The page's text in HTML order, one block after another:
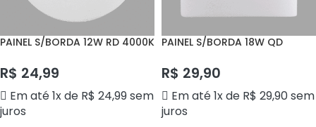
PAINEL S/BORDA 12W RD 4000K
R$ 24,99
Em até 1x de R$ 24,99sem
juros
PAINEL S/BORDA 18W QD
R$ 29,90
Em até 1x de R$ 29,90sem
juros